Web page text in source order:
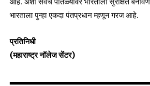
भारताला पुन्हा एकदा पंतप्रधान म्हणून गरज आहे.
प्रतिनिधी
(महाराष्ट्र नॉलेज सेंटर)